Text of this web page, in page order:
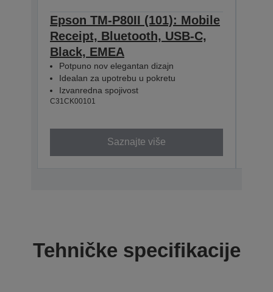
Epson TM-P80II (101): Mobile
Receipt, Bluetooth, USB-C,
Black, EMEA
Potpuno nov elegantan dizajn
Idealan za upotrebu u pokretu
Izvanredna spojivost
C31CK00101
Saznajte više
Tehničke specifikacije